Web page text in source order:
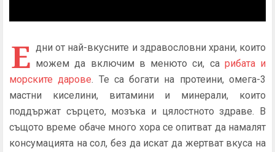
Е дни от най-вкусните и здравословни храни, които
можем да включим в менюто си, са рибата и
морските дарове. Те са богати на протеини, омега-3
мастни киселини, витамини и минерали, които
поддържат сърцето, мозъка и цялостното здраве. В
същото време обаче много хора се опитват да намалят
консумацията на сол, без да искат да жертват вкуса на